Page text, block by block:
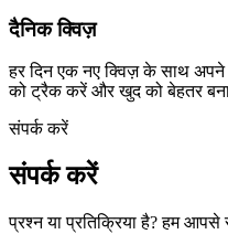
दैनिक क्विज़
हर दिन एक नए क्विज़ के साथ अपने
को ट्रैक करें और खुद को बेहतर
संपर्क करें
संपर्क करें
प्रश्न या प्रतिक्रिया है? हम आपसे